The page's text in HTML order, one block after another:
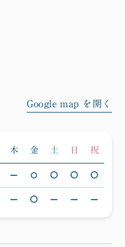
Google map を開く
木 金 土 日 祝
― ○ ○ ○ ○
― ○ ― ― ―